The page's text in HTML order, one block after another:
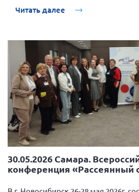
Новгородская область
Омская область
Оренбургская область
Пензенская область
Республика Башкортостан
Республика Бурятия
Республика Карелия
Республика Калмыкия
Ростовская область
г. Санкт-Петербург
Читать далее
30.05.2026 Самара.
конференция «Рассеянный